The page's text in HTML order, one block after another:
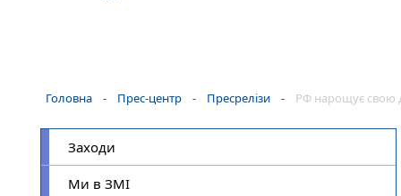
Головна - Прес-центр - Пресрелізи - РФ нарощує свою
Заходи
Ми в ЗМІ